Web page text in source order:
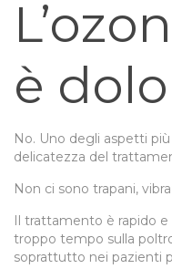
è
No. Uno degli aspetti
delicatezza del
Non ci sono trapani,
Il trattamento è rapido
troppo tempo sulla
soprattutto nei pazienti